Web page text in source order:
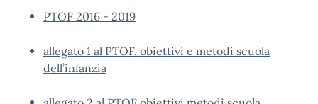
PTOF 2016 - 2019
allegato 1 al PTOF. obiettivi e metodi scuola
dell’infanzia